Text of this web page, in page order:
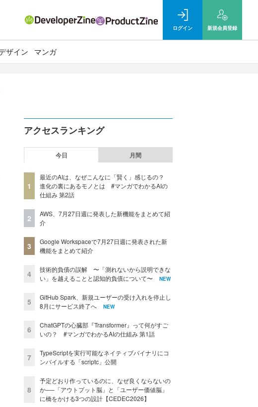
ログイン 新規会員登録
ザイン マンガ
アクセスランキング
今日 月間
1
最近のAIは、なぜこんなに「賢く」感じるの？
進化の裏にあるモノとは #マンガでわかるAIの
仕組み 第2話
2
AWS、7月27日週に発表した新機能をまとめて紹
介
3
Google Workspaceで7月27日週に発表された新
機能をまとめて紹介
4
技術的負債の誤解 〜「測れないから説明できな
い」を越えることと認知的負債について〜
NEW
5
GitHub Spark、新規ユーザーの受け入れを停止し
8月にサービス終了へ
NEW
6
ChatGPTの心臓部『Transformer』って何がすご
いの？ #マンガでわかるAIの仕組み 第1話
7
TypeScriptを実行可能なネイティブバイナリにコ
ンパイルする「scriptc」公開
8
予定どおり作っているのに、なぜ良くならないの
か──「アウトプット脳」と「ユーザー価値脳」
に橋をかける3つの設計【CEDEC2026】